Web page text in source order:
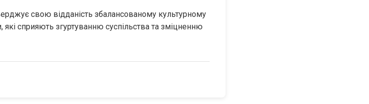
свою відданість збалансованому культурному
сприяють згуртуванню суспільства та зміцненню